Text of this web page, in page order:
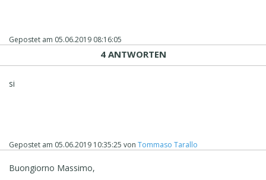
Gepostet am 05.06.2019 08:16:05
4 ANTWORTEN
si
Gepostet am 05.06.2019 10:35:25 von Tommaso Tarallo
Buongiorno Massimo,